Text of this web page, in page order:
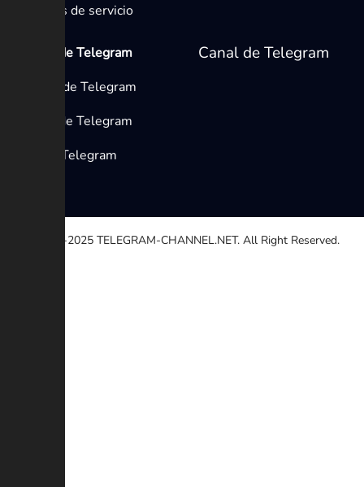
Términos de servicio
Medios de Telegram
Canales de Telegram
Grupos de Telegram
Bots de Telegram
Canal de Telegram
© 2020-2025 TELEGRAM-CHANNEL.NET. All Right Reserved.